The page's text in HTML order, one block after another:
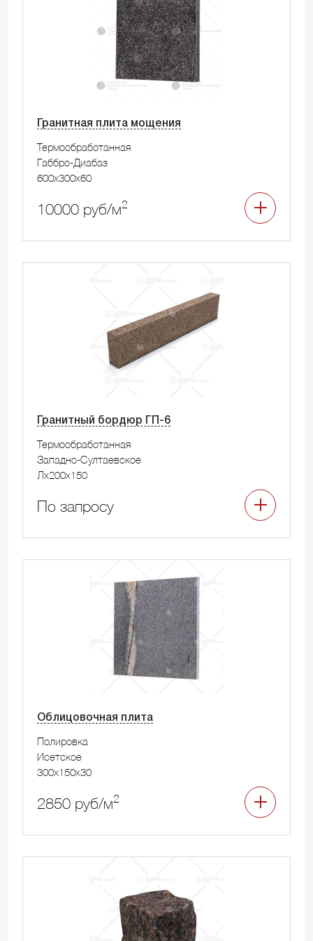
Гранитная плита мощения
Термообработанная
Габбро-Диабаз
600x300x60
10000 руб/м2
Гранитный бордюр ГП-6
Термообработанная
Западно-Султаевское
Лx200x150
По запросу
Облицовочная плита
Полировка
Исетское
300x150x30
2850 руб/м2